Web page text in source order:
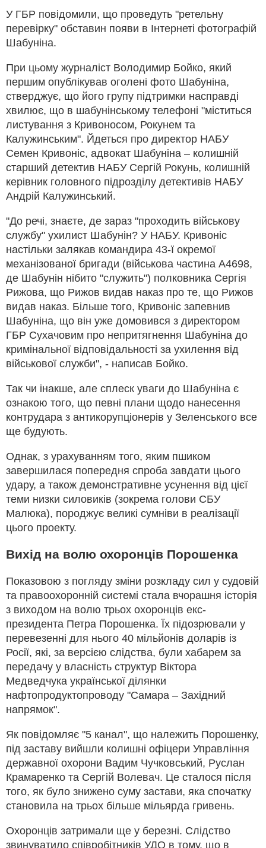
У ГБР повідомили, що проведуть "ретельну
перевірку" обставин появи в Інтернеті фотографій
Шабуніна.
При цьому журналіст Володимир Бойко, який
першим опублікував оголені фото Шабуніна,
стверджує, що його групу підтримки насправді
хвилює, що в шабунінському телефоні "міститься
листування з Кривоносом, Рокунем та
Калужинським". Йдеться про директор НАБУ
Семен Кривоніс, адвокат Шабуніна – колишній
старший детектив НАБУ Сергій Рокунь, колишній
керівник головного підрозділу детективів НАБУ
Андрій Калужинський.
"До речі, знаєте, де зараз "проходить військову
службу" ухилист Шабунін? У НАБУ. Кривоніс
настільки залякав командира 43-ї окремої
механізованої бригади (військова частина А4698,
де Шабунін нібито "служить") полковника Сергія
Рижова, що Рижов видав наказ про те, що Рижов
видав наказ. Більше того, Кривоніс запевнив
Шабуніна, що він уже домовився з директором
ГБР Сухачовим про непритягнення Шабуніна до
кримінальної відповідальності за ухилення від
військової служби", - написав Бойко.
Так чи інакше, але сплеск уваги до Шабуніна є
ознакою того, що певні плани щодо нанесення
контрудара з антикорупціонерів у Зеленського все
ще будують.
Однак, з урахуванням того, яким пшиком
завершилася попередня спроба завдати цього
удару, а також демонстративне усунення від цієї
теми низки силовиків (зокрема голови СБУ
Малюка), породжує великі сумніви в реалізації
цього проекту.
Вихід на волю охоронців Порошенка
Показовою з погляду зміни розкладу сил у судовій
та правоохоронній системі стала вчорашня історія
з виходом на волю трьох охоронців екс-
президента Петра Порошенка. Їх підозрювали у
перевезенні для нього 40 мільйонів доларів із
Росії, які, за версією слідства, були хабарем за
передачу у власність структур Віктора
Медведчука української ділянки
нафтопродуктопроводу "Самара – Західний
напрямок".
Як повідомляє "5 канал", що належить Порошенку,
під заставу вийшли колишні офіцери Управління
державної охорони Вадим Чучковський, Руслан
Крамаренко та Сергій Волевач. Це сталося після
того, як було знижено суму застави, яка спочатку
становила на трьох більше мільярда гривень.
Охоронців затримали ще у березні. Слідство
звинуватило співробітників УДО в тому, що в